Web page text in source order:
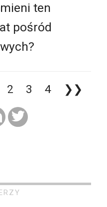
ten
pośród
2 3 4 ❯❯